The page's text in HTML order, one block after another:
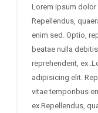
Lorem ipsum
Repellendus,
enim sed. Optio,
beatae nulla
reprehenderit, ex
adipisicing elit.
vitae temporibus
ex.Repellendus,